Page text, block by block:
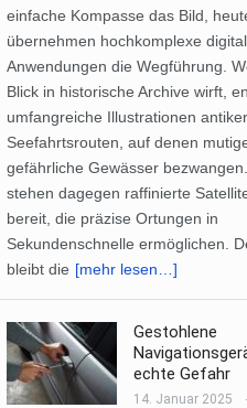
einfache Kompasse das Bild,
übernehmen hochkomplexe
Anwendungen die Wegführung.
Blick in historische Archive wirft,
umfangreiche Illustrationen antiker
Seefahrtsrouten, auf denen
gefährliche Gewässer
stehen dagegen raffinierte
bereit, die präzise Ortungen in
Sekundenschnelle ermöglichen.
bleibt die [mehr lesen…]
Gestohlene
echte Gefahr
14. Januar 2025